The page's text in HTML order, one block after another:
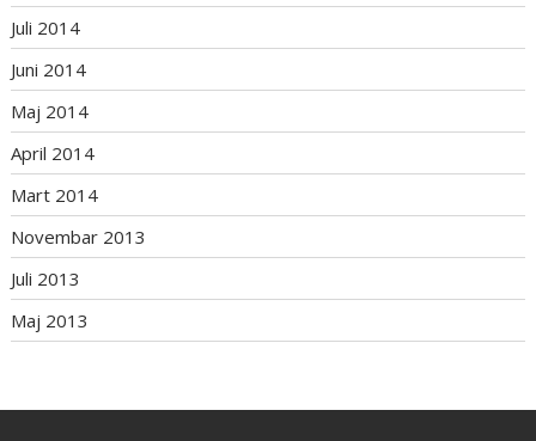
Juli 2014
Juni 2014
Maj 2014
April 2014
Mart 2014
Novembar 2013
Juli 2013
Maj 2013